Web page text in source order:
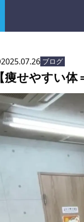
2025.07.26 ブログ
【痩せやすい体